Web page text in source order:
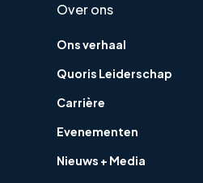
Over ons
Ons verhaal
Quoris Leiderschap
Carrière
Evenementen
Nieuws + Media